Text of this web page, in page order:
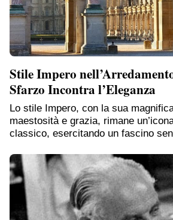
Stile Impero
Sfarzo Incontra l’Eleganza
Lo stile Impero, con la sua
maestosità e grazia, rimane
classico, esercitando un fascino